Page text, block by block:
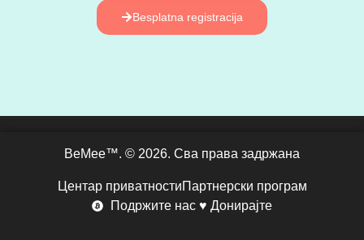
Besplatna registracija
BeMee™. © 2026. Сва права задржана
Центар приватностиПартнерски програм
Подржите нас ♥ Донирајте